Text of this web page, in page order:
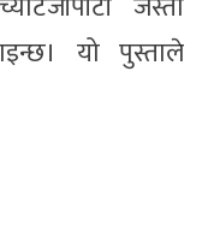
यो पुस्ताले